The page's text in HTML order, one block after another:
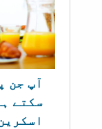
آپ جن
سکتے